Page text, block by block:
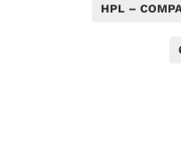
HPL –